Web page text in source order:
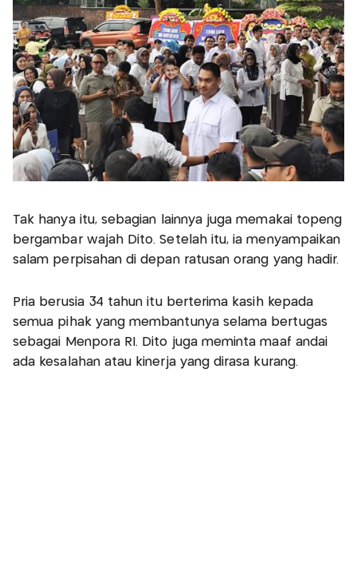
Tak hanya itu, sebagian lainnya juga memakai topeng
bergambar wajah Dito. Setelah itu, ia menyampaikan
salam perpisahan di depan ratusan orang yang hadir.
Pria berusia 34 tahun itu berterima kasih kepada
semua pihak yang membantunya selama bertugas
sebagai Menpora RI. Dito juga meminta maaf andai
ada kesalahan atau kinerja yang dirasa kurang.